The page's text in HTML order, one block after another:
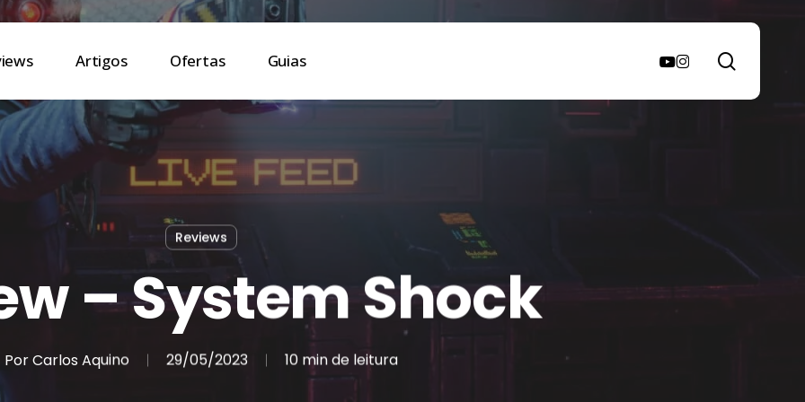
Artigos Ofertas Guias youtube
instagram
Reviews
– System Shock
PorCarlos Aquino 29/05/2023 10 min de leitura